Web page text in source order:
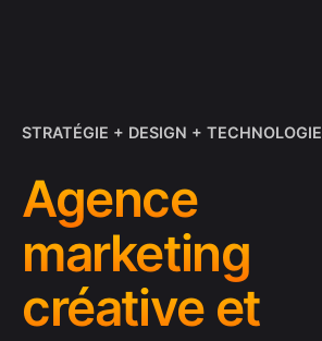
STRATÉGIE + DESIGN + TECHNOLOGIE
Agence
marketing
créative et